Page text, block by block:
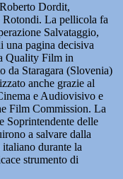
Dordit,
Rotondi. La pellicola fa
Salvataggio,
una pagina decisiva
Quality Film in
da Staragara (Slovenia)
anche grazie al
e Audiovisivo e
Film Commission. La
Soprintendente delle
a salvare dalla
durante la
strumento di